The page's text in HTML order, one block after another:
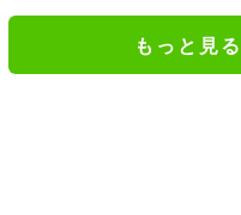
もっと見る